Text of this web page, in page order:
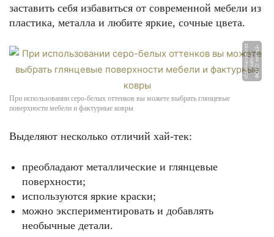
заставить себя избавиться от современной мебели из
пластика, металла и любите яркие, сочные цвета.
Ф
О
Т
О:
mi
r-
s
3
-
c
d
n
-c
f.
b
e
h
a
n
ce.
n
e
t
При использовании серо-белых оттенков вы можете выбрать глянцевые
поверхности мебели и фактурные ковры
Выделяют несколько отличий хай-тек:
преобладают металлические и глянцевые
поверхности;
используются яркие краски;
можно экспериментировать и добавлять
необычные детали.